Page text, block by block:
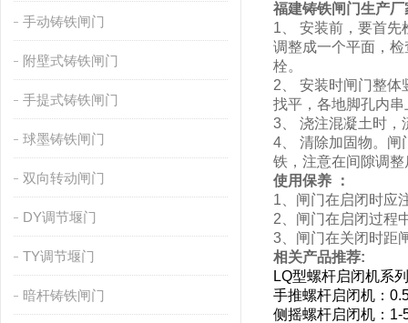
手动铸铁闸门
附壁式铸铁闸门
手提式铸铁闸门
球墨铸铁闸门
双向转动闸门
DY调节堰门
TY调节堰门
暗杆铸铁闸门
福建铸铁闸门生产厂
1、 安装前，要首
调整成一个平面，
栓。
2、 安装时闸门整
找平，各地脚孔内
3、 浇注混凝土时，
4、 清除加固物。闸
铁，注意在间隙调
使用保养 ：
1、闸门在启闭时应
2、闸门在启闭过程
3、闸门在关闭时距
相关产品推荐:
LQ型螺杆启闭机系列
手推螺杆启闭机：
侧摇螺杆启闭机：1-